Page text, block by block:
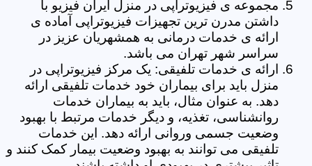
مجموعه ی فیزیوتراپی در منزل ایران فیزیو با
داشتن مدرن ترین تجهیزات فیزیوتراپی آماده ی
ارائه ی خدمات درمانی به همشهریان عزیز در
سراسر شهر تهران می باشد.
ارائه ی خدمات تلفیقی: یک مرکز فیزیوتراپی در
منزل باید برای بیماران خود خدمات تلفیقی ارائه
دهد. به عنوان مثال، باید به بیماران خدمات
روانشناسی، تغذیه، و دیگر خدمات مرتبط با بهبود
وضعیت جسمی وروانی ارائه دهد. این خدمات
تلفیقی می توانند به بهبود وضعیت بیمار کمک کنند و